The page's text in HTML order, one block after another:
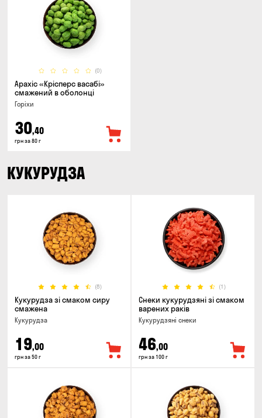
(0)
Арахіс «Крісперс васабі»
смажений в оболонці
Горіхи
30,40
грн за 80 г
КУКУРУДЗА
(8)
Кукурудза зі смаком сиру
смажена
Кукурудза
19,00
грн за 50 г
(1)
Снеки кукурудзяні зі смаком
варених раків
Кукурудзяні снеки
46,00
грн за 100 г